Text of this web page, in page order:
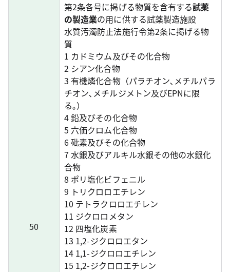
50
第2条各号に掲げる物質を含有する試薬
の製造業の用に供する試薬製造施設
水質汚濁防止法施行令第2条に掲げる物
質
1 カドミウム及びその化合物
2 シアン化合物
3 有機燐化合物（パラチオン､メチルパラ
チオン､メチルジメトン及びEPNに限
る｡）
4 鉛及びその化合物
5 六価クロム化合物
6 砒素及びその化合物
7 水銀及びアルキル水銀その他の水銀化
合物
8 ポリ塩化ビフェニル
9 トリクロロエチレン
10 テトラクロロエチレン
11 ジクロロメタン
12 四塩化炭素
13 1,2-ジクロロエタン
14 1,1-ジクロロエチレン
15 1,2-ジクロロエチレン